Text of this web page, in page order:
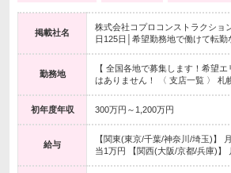
掲載社名
株式会社コプロコンストラクショ
日125日│希望勤務地で働けて転勤
勤務地
【 全国各地で募集します！希望
はありません！ 〈 支店一覧 〉 札
初年度年収 300万円～1,200万円
給与
【関東(東京/千葉/神奈川/埼玉)】
当1万円 【関西(大阪/京都/兵庫)】